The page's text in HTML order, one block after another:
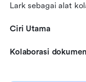
Lark sebagai alat
Ciri Utama
Kolaborasi